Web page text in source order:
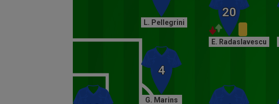
G. Marins
L. Pellegrini
E. Radaslavescu